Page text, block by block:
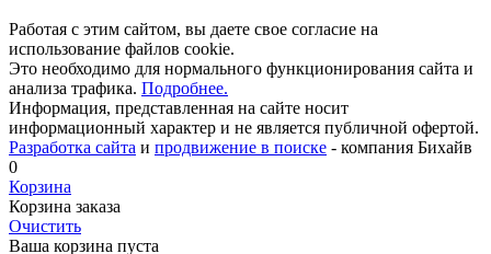
Работая с этим сайтом, вы даете свое согласие на
использование файлов cookie.
Это необходимо для нормального функционирования сайта и
анализа трафика. Подробнее.
Информация, представленная на сайте носит
информационный характер и не является публичной офертой.
Разработка сайта и продвижение в поиске - компания Бихайв
0
Корзина
Корзина заказа
Очистить
Ваша корзина пуста